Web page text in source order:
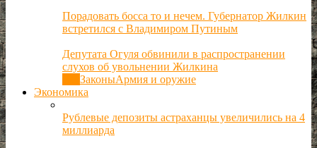
Порадовать босса то и нечем. Губернатор Жилкин
встретился с Владимиром Путиным
Депутата Огуля обвинили в распространении
слухов об увольнении Жилкина
ЗаконыАрмия и оружие
Экономика
Рублевые депозиты астраханцы увеличились на 4
миллиарда